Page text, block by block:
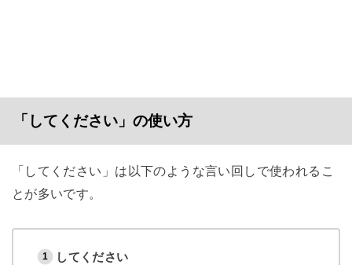
「してください」の使い方
「してください」は以下のような言い回しで使われるこ
とが多いです。
してください